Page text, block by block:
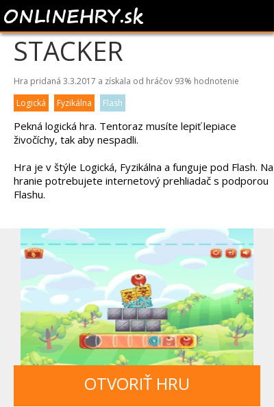
SUPER STICKY
STACKER
Hra pridaná 3.3.2017 a získala od hráčov 93% hodnotenie
Logická
Fyzikálna Flash
Pekná logická hra. Tentoraz musíte lepiť lepiace
živočíchy, tak aby nespadli.
Hra je v štýle Logická, Fyzikálna a funguje pod Flash. Na
hranie potrebujete internetový prehliadač s podporou
Flashu.
OTVORIŤ HRU